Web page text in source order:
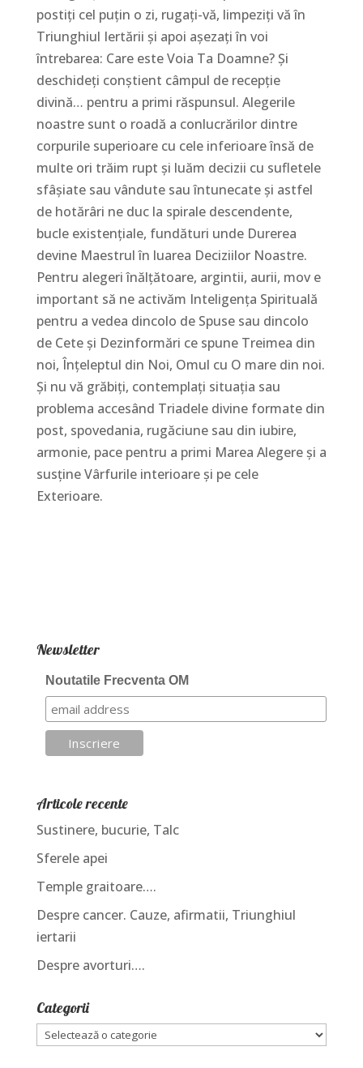
postiți cel puțin o zi, rugați-vă, limpeziți vă în
Triunghiul Iertării și apoi așezați în voi
întrebarea: Care este Voia Ta Doamne? Și
deschideți conștient câmpul de recepție
divină… pentru a primi răspunsul. Alegerile
noastre sunt o roadă a conlucrărilor dintre
corpurile superioare cu cele inferioare însă de
multe ori trăim rupt și luăm decizii cu sufletele
sfâșiate sau vândute sau întunecate și astfel
de hotărâri ne duc la spirale descendente,
bucle existențiale, fundături unde Durerea
devine Maestrul în luarea Deciziilor Noastre.
Pentru alegeri înălțătoare, argintii, aurii, mov e
important să ne activăm Inteligența Spirituală
pentru a vedea dincolo de Spuse sau dincolo
de Cete și Dezinformări ce spune Treimea din
noi, Înțeleptul din Noi, Omul cu O mare din noi.
Și nu vă grăbiți, contemplați situația sau
problema accesând Triadele divine formate din
post, spovedania, rugăciune sau din iubire,
armonie, pace pentru a primi Marea Alegere și a
susține Vârfurile interioare și pe cele
Exterioare.
Newsletter
Noutatile Frecventa OM
Articole recente
Sustinere, bucurie, Talc
Sferele apei
Temple graitoare….
Despre cancer. Cauze, afirmatii, Triunghiul
iertarii
Despre avorturi….
Categorii
Categorii